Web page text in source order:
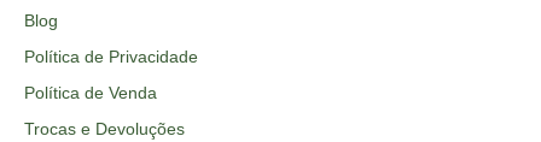
Blog
Política de Privacidade
Política de Venda
Trocas e Devoluções